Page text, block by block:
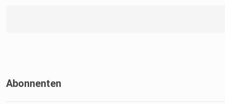
Abonnenten